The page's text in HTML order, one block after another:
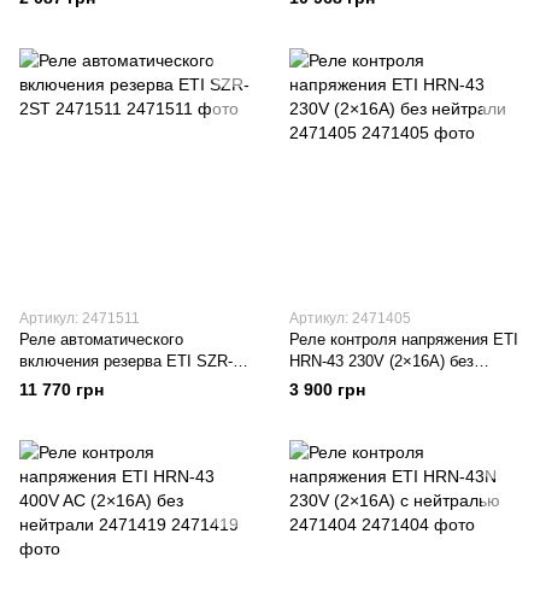
2471431
Артикул: 2471511
Реле автоматического
включения резерва ETI SZR-
2ST 2471511
11 770 грн
Артикул: 2471405
Реле контроля напряжения ETI
HRN-43 230V (2×16А) без
нейтрали 2471405
3 900 грн